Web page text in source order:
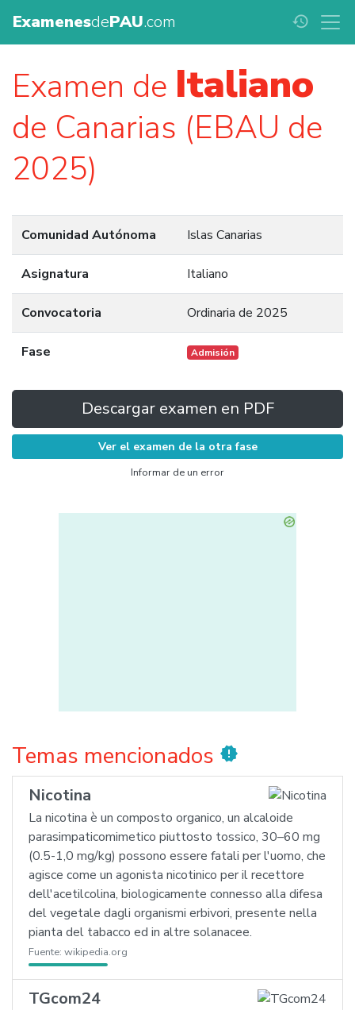
ExamenesdePAU.com history
Examen de Italiano
de Canarias (EBAU de
2025)
Comunidad Autónoma Islas Canarias
Asignatura Italiano
Convocatoria Ordinaria de 2025
Fase Admisión
Descargar examen en PDF
Ver el examen de la otra fase
Informar de un error
Temas mencionados new_releases
Nicotina
La nicotina è un composto organico, un alcaloide
parasimpaticomimetico piuttosto tossico, 30–60 mg
(0.5-1,0 mg/kg) possono essere fatali per l'uomo, che
agisce come un agonista nicotinico per il recettore
dell'acetilcolina, biologicamente connesso alla difesa
del vegetale dagli organismi erbivori, presente nella
pianta del tabacco ed in altre solanacee.
Fuente: wikipedia.org
TGcom24